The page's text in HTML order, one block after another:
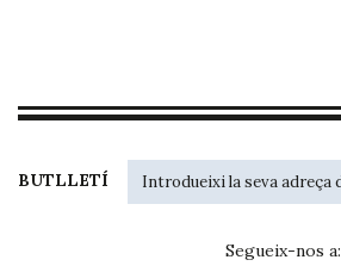
BUTLLETÍ
Segueix-nos a: